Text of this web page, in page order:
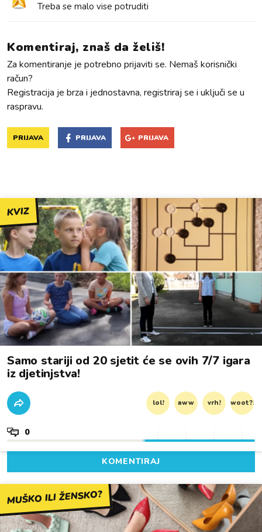
Treba se malo vise potruditi
Komentiraj, znaš da želiš!
Za komentiranje je potrebno prijaviti se. Nemaš korisnički
račun?
Registracija je brza i jednostavna, registriraj se i uključi se u
raspravu.
PRIJAVA PRIJAVA PRIJAVA
KVIZ
Samo stariji od 20 sjetit će se ovih 7/7 igara
iz djetinjstva!
lol! aww vrh! woot?!
0
KOMENTIRAJ
MUŠKO ILI ŽENSKO?